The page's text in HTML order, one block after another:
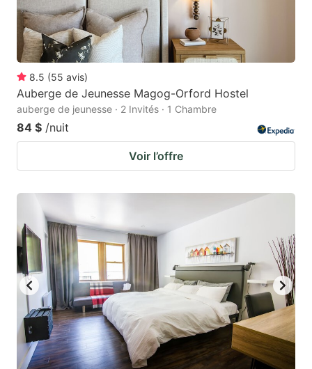
keyboard
shortcuts
for
changing
dates.
keyboard
shortcuts
for
dates.
8.5 (55 avis)
Auberge de Jeunesse Magog-Orford Hostel
auberge de jeunesse · 2 Invités · 1 Chambre
84 $ /nuit
Voir l’offre